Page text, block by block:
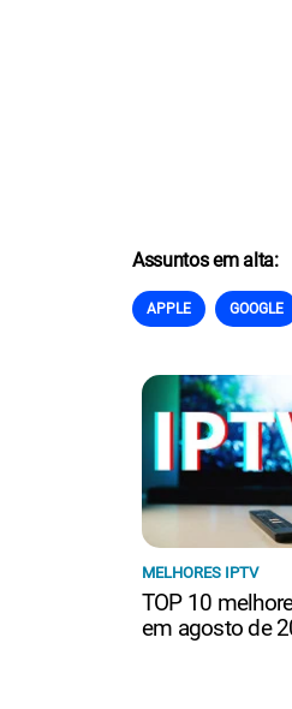
Assuntos em alta:
APPLE GOOGLE
MELHORES IPTV
TOP 10
em agosto de